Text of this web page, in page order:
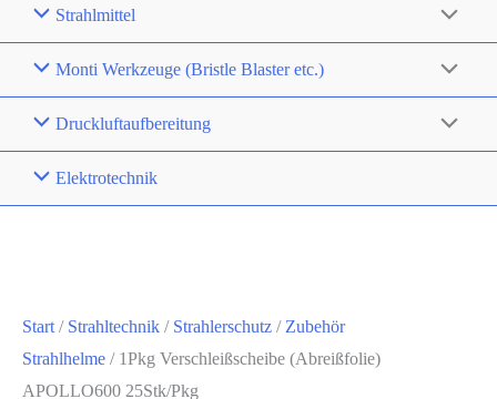
Strahlmittel
Monti Werkzeuge (Bristle Blaster etc.)
Druckluftaufbereitung
Elektrotechnik
Start/ Strahltechnik / Strahlerschutz /Zubehör
Strahlhelme / 1Pkg Verschleißscheibe (Abreißfolie)
APOLLO600 25Stk/Pkg